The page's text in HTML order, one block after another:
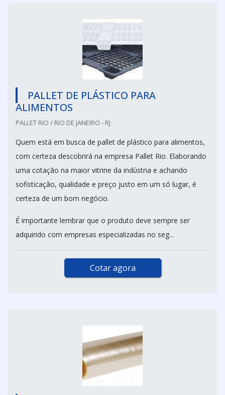
PALLET DE PLÁSTICO PARA
ALIMENTOS
PALLET RIO / RIO DE JANEIRO - RJ
Quem está em busca de pallet de plástico para alimentos,
com certeza descobrirá na empresa Pallet Rio. Elaborando
uma cotação na maior vitrine da indústria e achando
sofisticação, qualidade e preço justo em um só lugar, é
certeza de um bom negócio.
É importante lembrar que o produto deve sempre ser
adquirido com empresas especializadas no seg...
Cotar agora